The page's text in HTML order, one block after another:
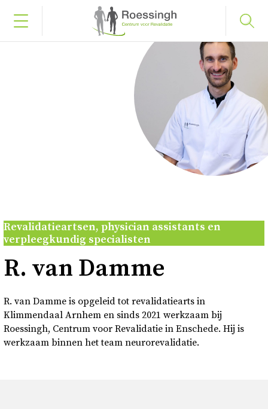
Werken en leren
Over
Contact en bezoek
Revalidatieartsen, physician assistants en
verpleegkundig specialisten
R. van Damme
R. van Damme is opgeleid tot revalidatiearts in
Klimmendaal Arnhem en sinds 2021 werkzaam bij
Roessingh, Centrum voor Revalidatie in Enschede. Hij is
werkzaam binnen het team neurorevalidatie.